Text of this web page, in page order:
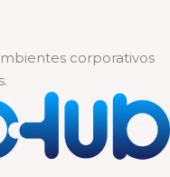
corporativos